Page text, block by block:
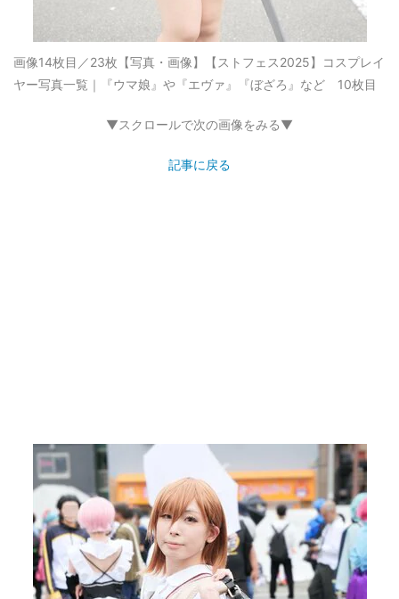
画像14枚目／23枚 【写真・画像】【ストフェス2025】コスプレイ
ヤー写真一覧｜『ウマ娘』や『エヴァ』『ぼざろ』など 10枚目
▼スクロールで次の画像をみる▼
記事に戻る